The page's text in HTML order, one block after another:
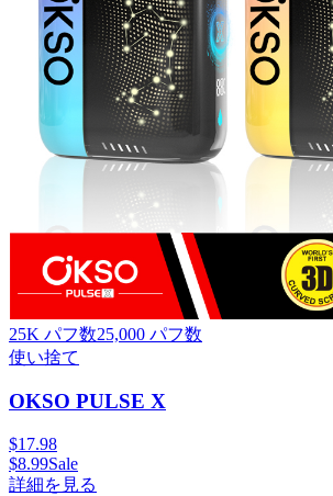
25K パフ数25,000 パフ数
使い捨て
OKSO PULSE X
$17.98
$8.99Sale
詳細を見る